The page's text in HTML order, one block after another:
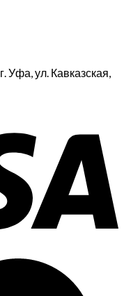
Уфа, ул. Кавказская,